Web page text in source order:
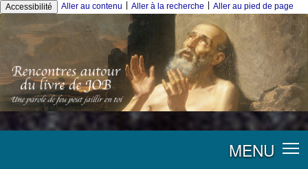
Accessibilité Aller au contenu Aller à la recherche Aller au pied de page
MENU